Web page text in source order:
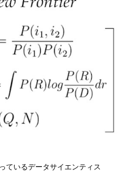
ているデータサイエンティス